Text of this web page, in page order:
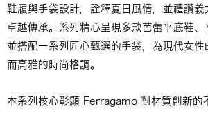
鞋履與手袋設計，詮釋夏日風情，並禮讚義
卓越傳承。系列精心呈現多款芭蕾平底鞋、
並搭配一系列匠心甄選的手袋，為現代女
而高雅的時尚格調。
本系列核心彰顯 Ferragamo 對材質創新的